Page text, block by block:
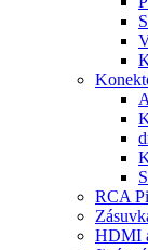
RCA
HDMI